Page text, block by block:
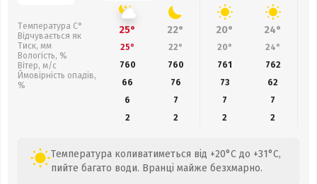
Температура С°
Відчувається як
Тиск, мм
Вологість, %
Вітер, м/с
Ймовірність опадів,
%
25° 22° 20° 24°
25° 22° 20° 24°
760
760 761 762
66
76 73 62
6
7 7
7
2
2 2 2
Температура коливатиметься від +20°C до +31°C,
пийте багато води. Вранці майже безхмарно.